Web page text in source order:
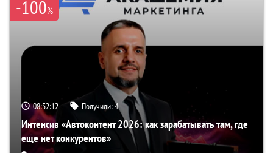
-100%
08:32:11 Получили:4
Интенсив «Автоконтент 2026: как зарабатывать там, где
еще нет конкурентов»